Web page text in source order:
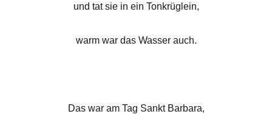
und tat sie in ein Tonkrüglein,
warm war das Wasser auch.
Das war am Tag Sankt Barbara,